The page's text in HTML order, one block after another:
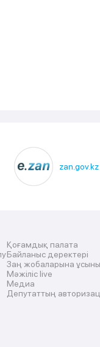
zan.gov.kz
Қоғамдық палата
Байланыс деректері
Заң жобаларына
Мәжіліс live
Медиа
Депутаттың